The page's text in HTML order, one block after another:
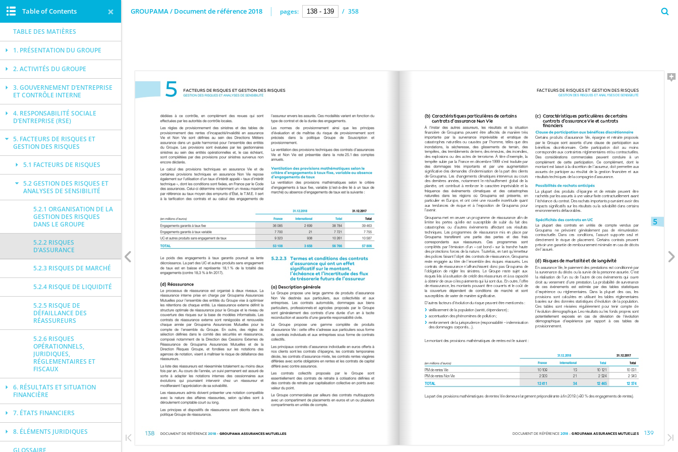
GROUPAMA / Document de référence 2018 pages: / 358
Table of Contents
TABLE DES MATIÈRES
1. PRÉSENTATION DU GROUPE
2. ACTIVITÉS DU GROUPE
3. GOUVERNEMENT D’ENTREPRISE
ET CONTRÔLE INTERNE
4. RESPONSABILITÉ SOCIALE
D’ENTREPRISE (RSE)
5. FACTEURS DE RISQUES ET
GESTION DES RISQUES
5.1 FACTEURS DE RISQUES
5.2 GESTION DES RISQUES ET
ANALYSES DE SENSIBILITÉ
5.2.1 ORGANISATION DE LA
GESTION DES RISQUES
DANS LE GROUPE
5.2.2 RISQUES
D’ASSURANCE
5.2.3 RISQUES DE MARCHÉ
5.2.4 RISQUE DE LIQUIDITÉ
5.2.5 RISQUE DE
DÉFAILLANCE DES
RÉASSUREURS
5.2.6 RISQUES
OPÉRATIONNELS,
JURIDIQUES,
RÉGLEMENTAIRES ET
FISCAUX
6. RÉSULTATS ET SITUATION
FINANCIÈRE
7. ÉTATS FINANCIERS
8. ÉLÉMENTS JURIDIQUES
GLOSSAIRE